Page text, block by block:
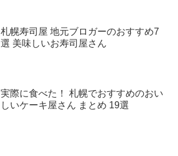
札幌寿司屋 地元ブロガーのおすすめ7
選 美味しいお寿司屋さん
実際に食べた！ 札幌でおすすめのおい
しいケーキ屋さん まとめ 19選